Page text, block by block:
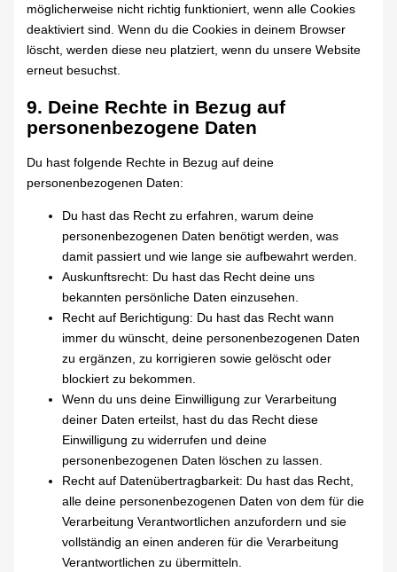
möglicherweise nicht richtig funktioniert, wenn alle Cookies
deaktiviert sind. Wenn du die Cookies in deinem Browser
löscht, werden diese neu platziert, wenn du unsere Website
erneut besuchst.
9. Deine Rechte in Bezug auf
personenbezogene Daten
Du hast folgende Rechte in Bezug auf deine
personenbezogenen Daten:
Du hast das Recht zu erfahren, warum deine
personenbezogenen Daten benötigt werden, was
damit passiert und wie lange sie aufbewahrt werden.
Auskunftsrecht: Du hast das Recht deine uns
bekannten persönliche Daten einzusehen.
Recht auf Berichtigung: Du hast das Recht wann
immer du wünscht, deine personenbezogenen Daten
zu ergänzen, zu korrigieren sowie gelöscht oder
blockiert zu bekommen.
Wenn du uns deine Einwilligung zur Verarbeitung
deiner Daten erteilst, hast du das Recht diese
Einwilligung zu widerrufen und deine
personenbezogenen Daten löschen zu lassen.
Recht auf Datenübertragbarkeit: Du hast das Recht,
alle deine personenbezogenen Daten von dem für die
Verarbeitung Verantwortlichen anzufordern und sie
vollständig an einen anderen für die Verarbeitung
Verantwortlichen zu übermitteln.